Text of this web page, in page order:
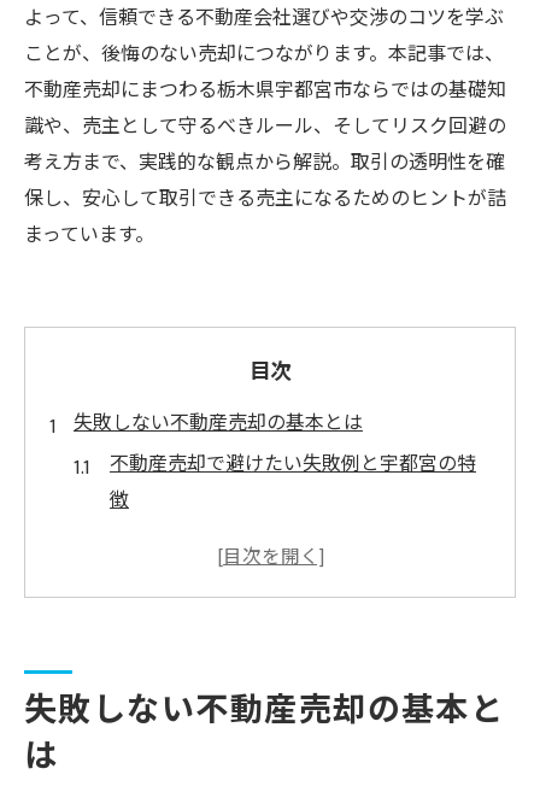
よって、信頼できる不動産会社選びや交渉のコツを学ぶ
ことが、後悔のない売却につながります。本記事では、
不動産売却にまつわる栃木県宇都宮市ならではの基礎知
識や、売主として守るべきルール、そしてリスク回避の
考え方まで、実践的な観点から解説。取引の透明性を確
保し、安心して取引できる売主になるためのヒントが詰
まっています。
目次
失敗しない不動産売却の基本とは
不動産売却で避けたい失敗例と宇都宮の特
徴
不動産売却に必要な基礎知識を身につける
不動産売却時に知るべき三大タブーの注意
点
失敗しない不動産売却の基本と
は